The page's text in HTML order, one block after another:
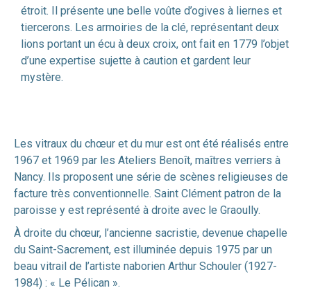
étroit. Il présente une belle voûte d’ogives à liernes et
tiercerons. Les armoiries de la clé, représentant deux
lions portant un écu à deux croix, ont fait en 1779 l’objet
d’une expertise sujette à caution et gardent leur
mystère.
Les vitraux du chœur et du mur est ont été réalisés entre
1967 et 1969 par les Ateliers Benoît, maîtres verriers à
Nancy. Ils proposent une série de scènes religieuses de
facture très conventionnelle. Saint Clément patron de la
paroisse y est représenté à droite avec le Graoully.
À droite du chœur, l’ancienne sacristie, devenue chapelle
du Saint-Sacrement, est illuminée depuis 1975 par un
beau vitrail de l’artiste naborien Arthur Schouler (1927-
1984) : « Le Pélican ».